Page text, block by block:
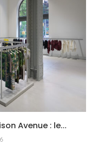
Avenue : le...